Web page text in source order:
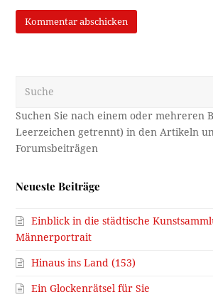
Neueste Beiträge
Einblick in die städtische
Männerportrait
Hinaus ins Land (153)
Ein Glockenrätsel für Sie